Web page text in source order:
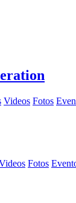
Videos Fotos
Fotos